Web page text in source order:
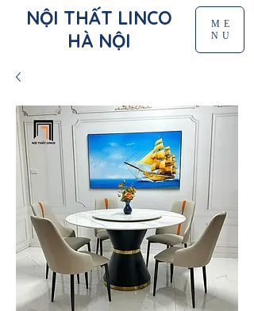
NỘI THẤT LINCO
HÀ NỘI
ME
NU